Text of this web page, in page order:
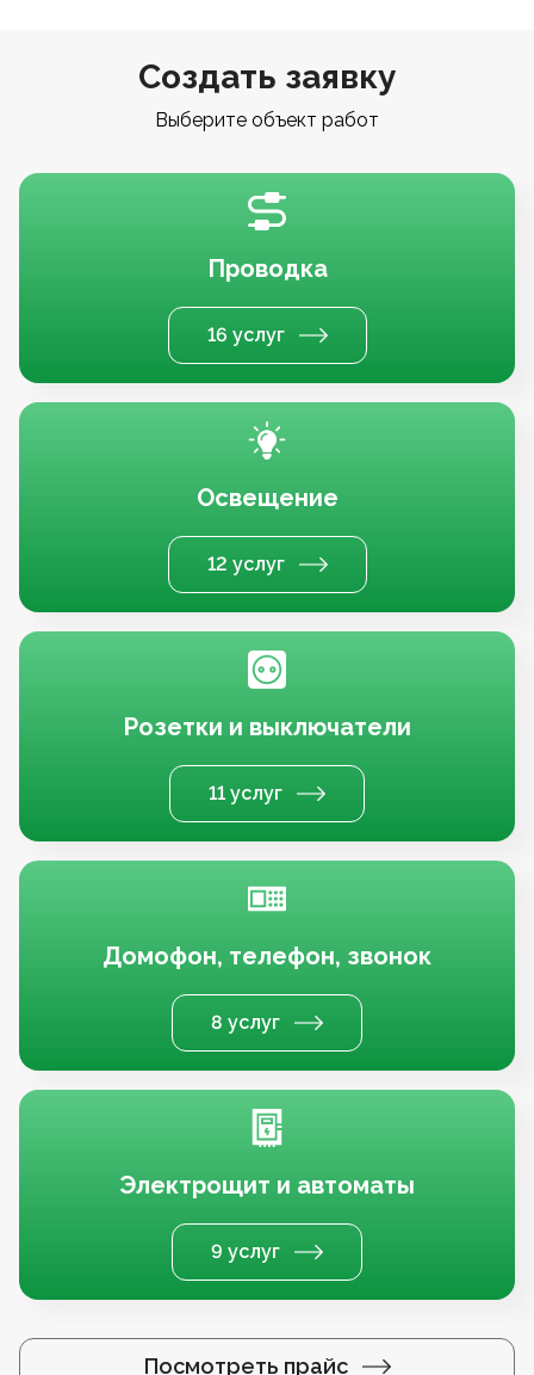
Создать заявку
Выберите объект работ
Проводка
16 услуг
Освещение
12 услуг
Розетки и выключатели
11 услуг
Домофон, телефон, звонок
8 услуг
Электрощит и автоматы
9 услуг
Посмотреть прайс